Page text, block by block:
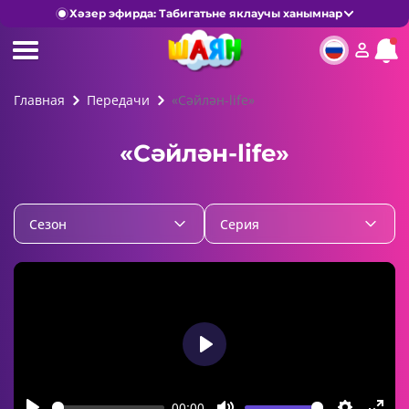
Хәзер эфирда: Табигатьне яклаучы ханымнар
Главная Передачи «Сәйлән-life»
«Сәйлән-life»
Cезон Серия
Play